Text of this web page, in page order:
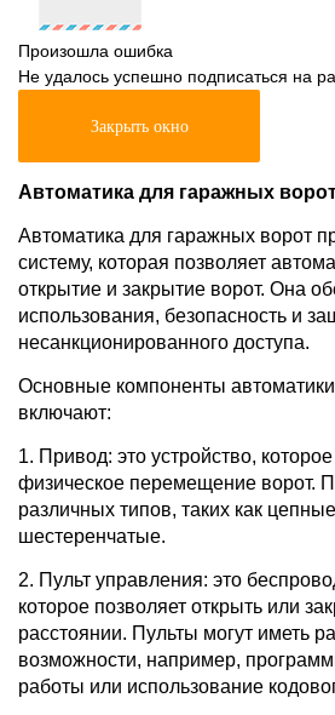
Произошла ошибка
Не удалось успешно подписаться на
Закрыть окно
Автоматика для гаражных
Автоматика для гаражных ворот
систему, которая позволяет
открытие и закрытие ворот. Она
использования, безопасность и
несанкционированного доступа.
Основные компоненты
включают:
1. Привод: это устройство,
физическое перемещение ворот.
различных типов, таких как
шестеренчатые.
2. Пульт управления: это
которое позволяет открыть или
расстоянии. Пульты могут иметь
возможности, например,
работы или использование